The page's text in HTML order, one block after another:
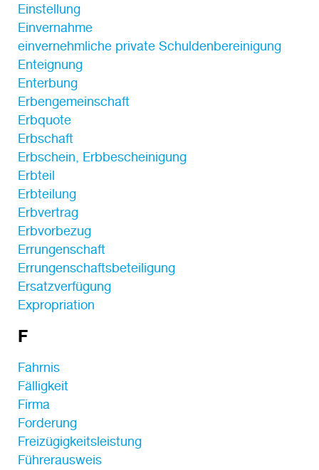
Einstellung
Einvernahme
einvernehmliche private Schuldenbereinigung
Enteignung
Enterbung
Erbengemeinschaft
Erbquote
Erbschaft
Erbschein, Erbbescheinigung
Erbteil
Erbteilung
Erbvertrag
Erbvorbezug
Errungenschaft
Errungenschaftsbeteiligung
Ersatzverfügung
Expropriation
F
Fahrnis
Fälligkeit
Firma
Forderung
Freizügigkeitsleistung
Führerausweis